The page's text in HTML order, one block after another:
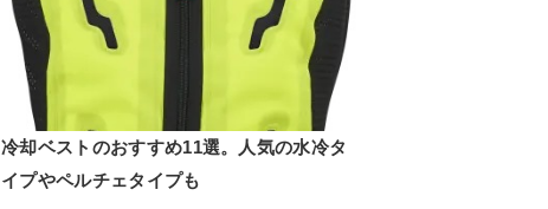
冷却ベストのおすすめ11選。人気の水冷タ
イプやペルチェタイプも